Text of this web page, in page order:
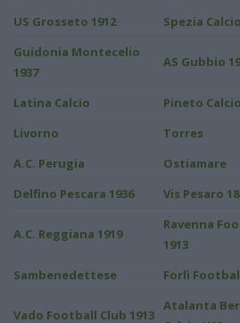
US Grosseto 1912 Spezia Calcio
Guidonia Montecelio
1937
AS Gubbio
Latina Calcio Pineto Calcio
Livorno Torres
A.C. Perugia Ostiamare
Delfino Pescara 1936 Vis Pesaro
A.C. Reggiana 1919
Ravenna
1913
Sambenedettese Forlì
Vado Football Club 1913
Atalanta